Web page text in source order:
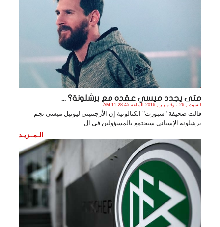
متى يجدد ميسي عقده مع برشلونة؟ ...
السبت , 26 نـوفـمـبـر , 2016 الساعة 11:28:45 AM
قالت صحيفة "سبورت" الكتالونية إن الأرجنتيني ليونيل ميسي نجم
برشلونة الإسباني سيجتمع بالمسؤولين في ال. .
الـمــزيـد